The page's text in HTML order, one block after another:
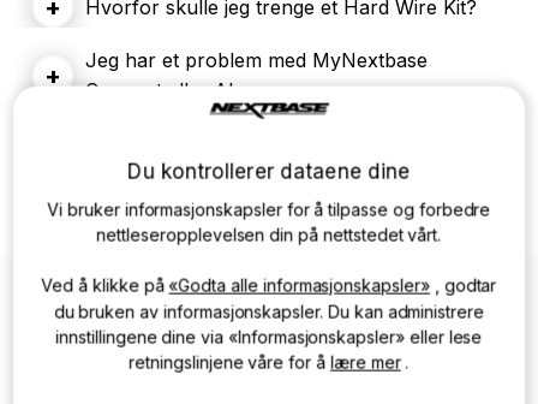
+ Hvorfor skulle jeg trenge et Hard Wire Kit?
+
Jeg har et problem med MyNextbase
Connect eller Alexa-appen.
er i bilen?
Videoer
Du kontrollerer dataene dine
Vi bruker informasjonskapsler for å tilpasse og forbedre
nettleseropplevelsen din på nettstedet vårt.
Ved å klikke på «Godta alle informasjonskapsler» , godtar
du bruken av informasjonskapsler. Du kan administrere
innstillingene dine via «Informasjonskapsler» eller lese
retningslinjene våre for ålære mer.